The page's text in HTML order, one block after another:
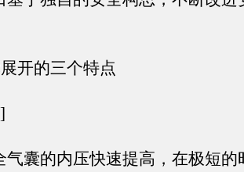
的三个特点
的内压快速提高，在极短的